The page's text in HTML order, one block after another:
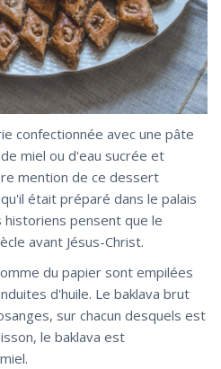
confectionnée avec une pâte
miel ou d'eau sucrée et
mention de ce dessert
était préparé dans le palais
pensent que le
avant Jésus-Christ.
du papier sont empilées
d'huile. Le baklava brut
sur chacun desquels est
le baklava est